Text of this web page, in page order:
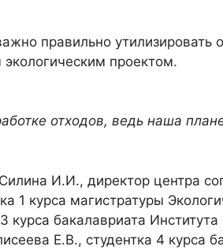
правильно утилизировать
экологическим проектом.
отходов, ведь наша
И.И., директор центра
1 курса магистратуры
бакалавриата
Е.В., студентка 4 курса